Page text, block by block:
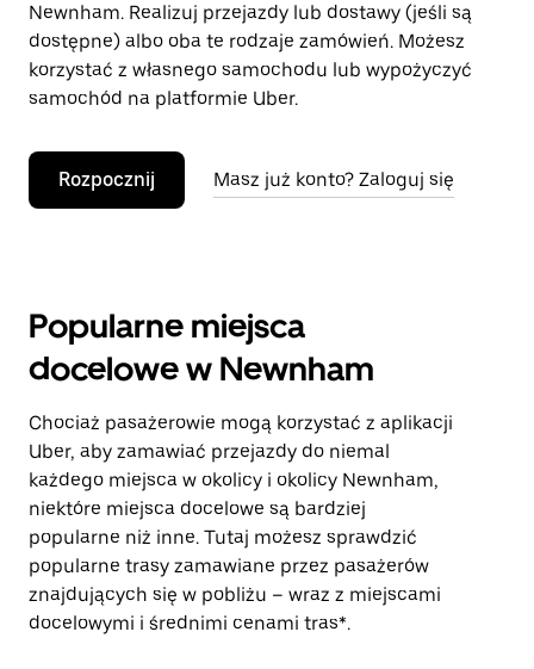
Newnham. Realizuj przejazdy lub dostawy (jeśli są
dostępne) albo oba te rodzaje zamówień. Możesz
korzystać z własnego samochodu lub wypożyczyć
samochód na platformie Uber.
Rozpocznij Masz już konto? Zaloguj się
Popularne miejsca
docelowe w Newnham
Chociaż pasażerowie mogą korzystać z aplikacji
Uber, aby zamawiać przejazdy do niemal
każdego miejsca w okolicy i okolicy Newnham,
niektóre miejsca docelowe są bardziej
popularne niż inne. Tutaj możesz sprawdzić
popularne trasy zamawiane przez pasażerów
znajdujących się w pobliżu – wraz z miejscami
docelowymi i średnimi cenami tras*.